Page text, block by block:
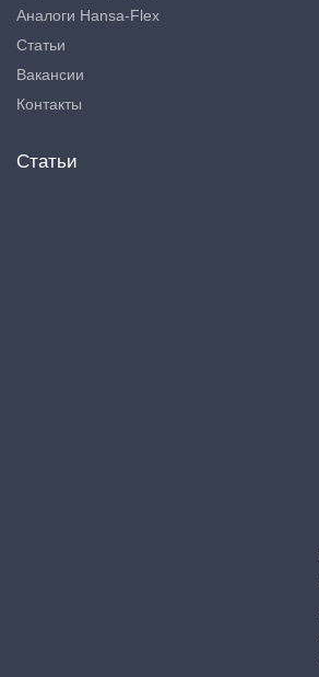
Аналоги Hansa-Flex
Статьи
Вакансии
Контакты
Статьи